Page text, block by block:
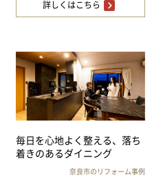
詳しくはこちら
毎日を心地よく整える、落ち
着きのあるダイニング
奈良市のリフォーム事例